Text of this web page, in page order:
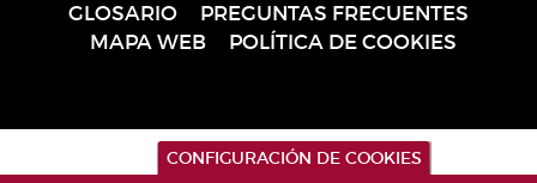
página
GLOSARIO
PREGUNTAS FRECUENTES
MAPA WEB
POLÍTICA DE COOKIES
CONFIGURACIÓN DE COOKIES